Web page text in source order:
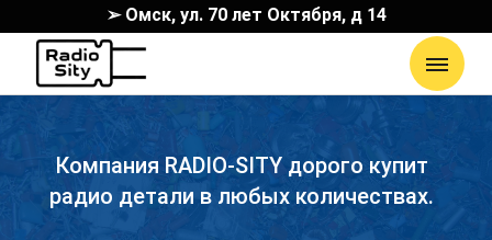
➢ Омск, ул. 70 лет Октября, д 14
Компания RADIO-SITY дорого купит
радио детали в любых количествах.